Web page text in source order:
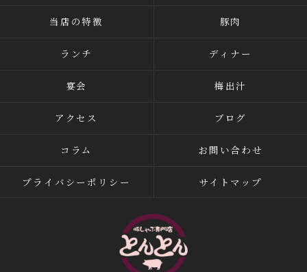
当店の特徴 豚肉
ランチ ディナー
宴会 梅出汁
アクセス ブログ
コラム お問い合わせ
プライバシーポリシー サイトマップ